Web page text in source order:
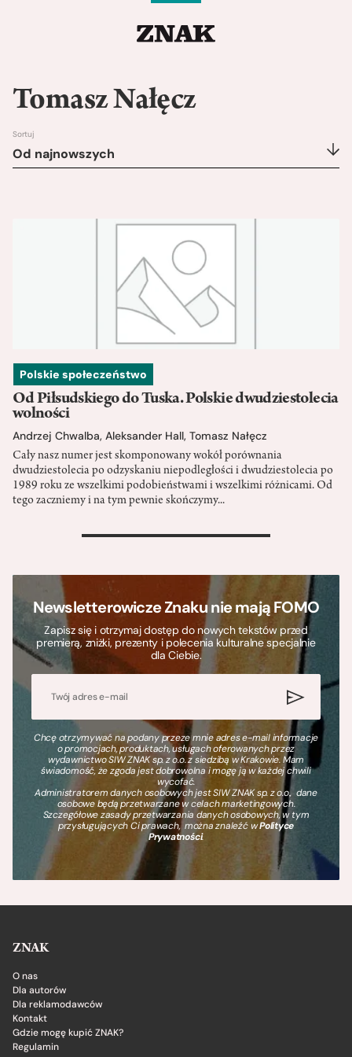
Tomasz Nałęcz
Sortuj
Od najnowszych
Polskie społeczeństwo
Od Piłsudskiego do Tuska. Polskie dwudziestolecia
wolności
Andrzej Chwalba, Aleksander Hall, Tomasz Nałęcz
Cały nasz numer jest skomponowany wokół porównania
dwudziestolecia po odzyskaniu niepodległości i dwudziestolecia po
1989 roku ze wszelkimi podobieństwami i wszelkimi różnicami. Od
tego zaczniemy i na tym pewnie skończymy...
>
Newsletterowicze Znaku nie mają FOMO
Zapisz się i otrzymaj dostęp do nowych tekstów przed
premierą, zniżki, prezenty i polecenia kulturalne specjalnie
dla Ciebie.
Chcę otrzymywać na podany przeze mnie adres e-mail informacje
o promocjach, produktach, usługach oferowanych przez
wydawnictwo SIW ZNAK sp. z o.o. z siedzibą w Krakowie. Mam
świadomość, że zgoda jest dobrowolna i mogę ją w każdej chwili
wycofać.
Administratorem danych osobowych jest SIW ZNAK sp. z o.o., dane
osobowe będą przetwarzane w celach marketingowych.
Szczegółowe zasady przetwarzania danych osobowych, w tym
przysługujących Ci prawach, można znaleźć wPolityce
Prywatności.
ZNAK
O nas
Dla autorów
Dla reklamodawców
Kontakt
Gdzie mogę kupić ZNAK?
Regulamin